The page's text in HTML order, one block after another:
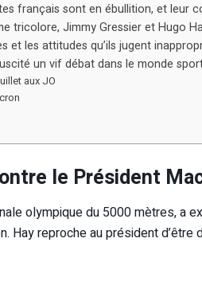
français sont en ébullition, et leur
tricolore, Jimmy Gressier et Hugo
et les attitudes qu’ils jugent
un vif débat dans le monde
aux JO
le Président
olympique du 5000 mètres, a
Hay reproche au président d’être